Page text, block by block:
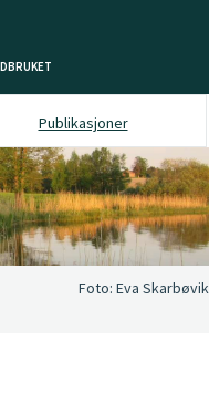
Publikasjoner
Foto: Eva Skarbøvik